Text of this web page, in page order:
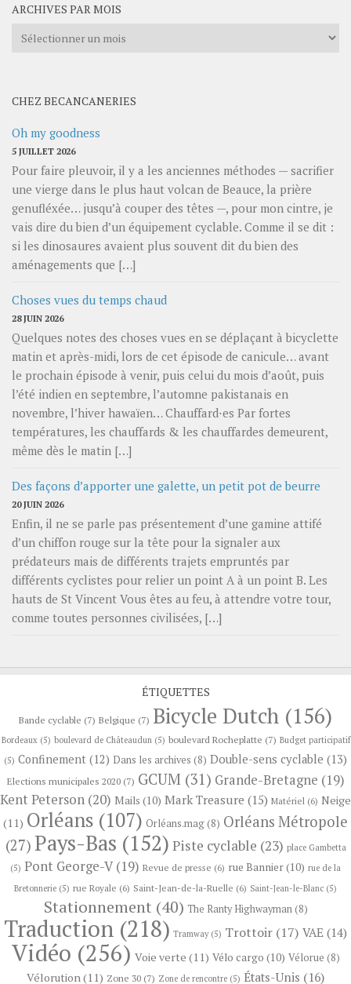
ARCHIVES PAR MOIS
Archives
CHEZ BECANCANERIES
Oh my goodness
5 JUILLET 2026
Pour faire pleuvoir, il y a les anciennes méthodes — sacrifier
une vierge dans le plus haut volcan de Beauce, la prière
genufléxée… jusqu’à couper des têtes —, pour mon cintre, je
vais dire du bien d’un équipement cyclable. Comme il se dit :
si les dinosaures avaient plus souvent dit du bien des
aménagements que […]
Choses vues du temps chaud
28 JUIN 2026
Quelques notes des choses vues en se déplaçant à bicyclette
matin et après-midi, lors de cet épisode de canicule… avant
le prochain épisode à venir, puis celui du mois d’août, puis
l’été indien en septembre, l’automne pakistanais en
novembre, l’hiver hawaïen… Chauffard⋅es Par fortes
températures, les chauffards & les chauffardes demeurent,
même dès le matin […]
Des façons d’apporter une galette, un petit pot de beurre
20 JUIN 2026
Enfin, il ne se parle pas présentement d’une gamine attifé
d’un chiffon rouge sur la tête pour la signaler aux
prédateurs mais de différents trajets empruntés par
différents cyclistes pour relier un point A à un point B. Les
hauts de St Vincent Vous êtes au feu, à attendre votre tour,
comme toutes personnes civilisées, […]
ÉTIQUETTES
Bande cyclable (7) Belgique (7) Bicycle Dutch (156)
Bordeaux(5) boulevard de Châteaudun(5) boulevard Rocheplatte (7) Budget participatif
(5) Confinement (12) Dans les archives (8) Double-sens cyclable (13)
Elections municipales 2020(7) GCUM (31) Grande-Bretagne (19)
Kent Peterson (20) Mails (10) Mark Treasure (15) Matériel (6) Neige
(11) Orléans (107) Orléans.mag (8) Orléans Métropole
(27) Pays-Bas (152) Piste cyclable (23) place Gambetta
(5) Pont George-V(19) Revue de presse (6) rue Bannier(10) rue de la
Bretonnerie (5) rue Royale (6) Saint-Jean-de-la-Ruelle (6) Saint-Jean-le-Blanc (5)
Stationnement (40) The Ranty Highwayman(8)
Traduction (218) Tramway(5) Trottoir (17) VAE (14)
Vidéo (256) Voie verte (11) Vélo cargo (10) Vélorue (8)
Vélorution(11) Zone 30 (7) Zone de rencontre (5) États-Unis (16)